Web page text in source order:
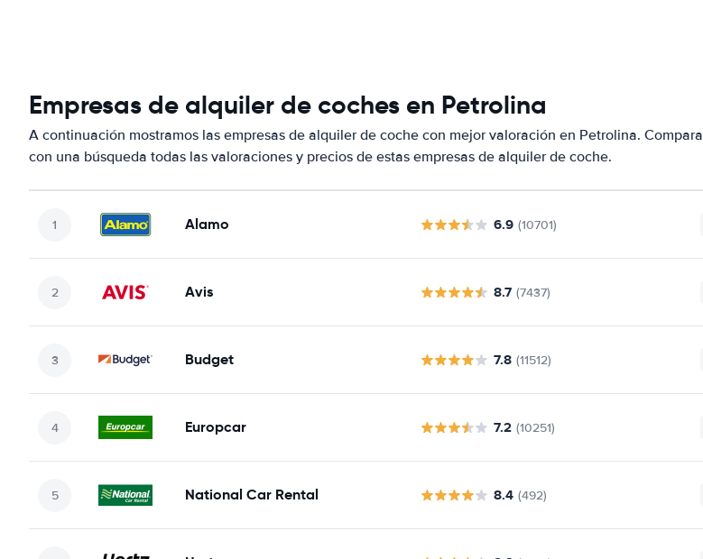
Empresas de alquiler de coches en Petrolina
A continuación mostramos las empresas de alquiler de coche con mejor valoración en Petrolina. Compara
con una búsqueda todas las valoraciones y precios de estas empresas de alquiler de coche.
Alamo 6.9 (10701)
Avis 8.7 (7437)
Budget 7.8 (11512)
Europcar 7.2 (10251)
National Car Rental 8.4 (492)